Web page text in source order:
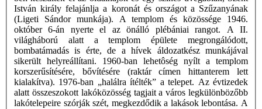
István király felajánlja a koronát és országot a Szűzanyának
(Ligeti Sándor munkája). A templom és közössége 1946.
október 6-án nyerte el az önálló plébániai rangot. A II.
világháború alatt a templom épülete megrongálódott,
bombatámadás is érte, de a hívek áldozatkész munkájával
sikerült helyreállítani. 1960-ban lehetôség nyílt a templom
korszerűsítésére, bővítésére (raktár címen hittanterem lett
kialakítva). 1976-ban „halálra ítélték” a telepet. Az évtizedek
alatt összeszokott lakóközösség tagjait a város legkülönbözőbb
lakótelepeire szórják szét, megkezdődik a lakások lebontása. A